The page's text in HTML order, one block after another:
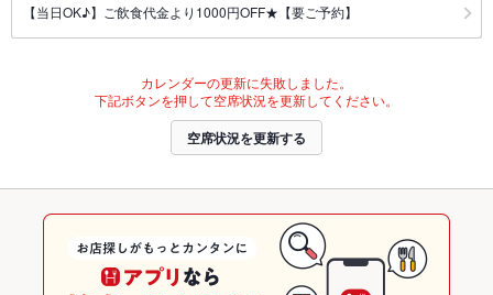
【当日OK♪】ご飲食代金より1000円OFF★【要ご予約】
カレンダーの更新に失敗しました。
下記ボタンを押して空席状況を更新してください。
空席状況を更新する